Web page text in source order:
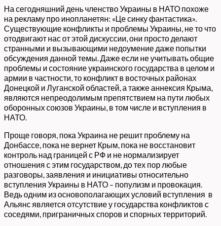
На сегодняшний день членство Украины в НАТО похоже
на рекламу про инопланетян: «Це синку фантастика».
Существующие конфликты и проблемы Украины, не то что
отодвигают нас от этой дискуссии, они просто делают
странными и вызывающими недоумение даже попытки
обсуждения данной темы. Даже если не учитывать общие
проблемы и состояние украинского государства в целом и
армии в частности, то конфликт в восточных районах
Донецкой и Луганской областей, а также аннексия Крыма,
являются непреодолимым препятствием на пути любых
оборонных союзов Украины, в том числе и вступления в
НАТО.
Проще говоря, пока Украина не решит проблему на
Донбассе, пока не вернет Крым, пока не восстановит
контроль над границей с РФ и не нормализирует
отношения с этим государством, до тех пор любые
разговоры, заявления и инициативы относительно
вступления Украины в НАТО – популизм и провокация.
Ведь одним из основополагающих условий вступления в
Альянс является отсутствие у государства конфликтов с
соседями, приграничных споров и спорных территорий.